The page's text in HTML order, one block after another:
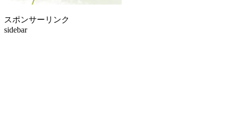
スポンサーリンク
sidebar